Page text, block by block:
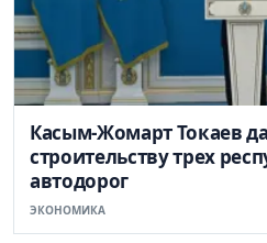
Касым-Жомарт Токаев
строительству трех
автодорог
ЭКОНОМИКА